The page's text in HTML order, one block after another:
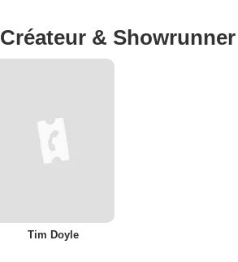
Créateur & Showrunner
Tim Doyle